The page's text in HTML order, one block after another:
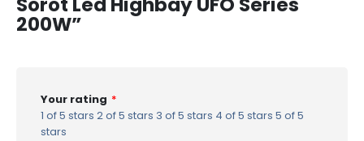
200W”
Your rating *
1 of 5 stars 2 of 5 stars 3 of 5 stars 4 of 5 stars 5 of 5
stars